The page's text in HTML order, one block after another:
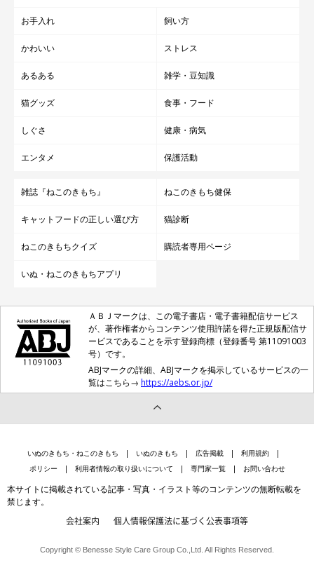
お手入れ 飼い方
かわいい ストレス
あるある 雑学・豆知識
猫グッズ 食事・フード
しぐさ 健康・病気
エンタメ 保護活動
雑誌『ねこのきもち』 ねこのきもち健保
キャットフードの正しい選び方 猫診断
ねこのきもちクイズ 購読者専用ページ
いぬ・ねこのきもちアプリ
ＡＢＪマークは、この電子書店・電子書籍配信サービス
が、著作権者からコンテンツ使用許諾を得た正規版配信サ
ービスであることを示す登録商標（登録番号 第11091003
号）です。
ABJマークの詳細、ABJマークを掲示しているサービスの一
覧はこちら→ https://aebs.or.jp/
いぬのきもち・ねこのきもち いぬのきもち 広告掲載
利用規約
ポリシー
利用者情報の取り扱いについて 専門家一覧 お問い合わせ
本サイトに掲載されている記事・写真・イラスト等のコンテンツの無断転載を
禁じます。
会社案内 個人情報保護法に基づく公表事項等
Copyright © Benesse Style Care Group Co.,Ltd. All Rights Reserved.